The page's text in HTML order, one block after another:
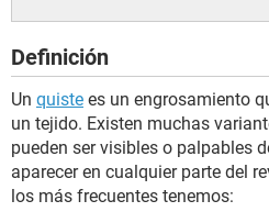
Definición
Un quiste es un engrosamiento
un tejido. Existen muchas
pueden ser visibles o palpables
aparecer en cualquier parte del
los más frecuentes tenemos: